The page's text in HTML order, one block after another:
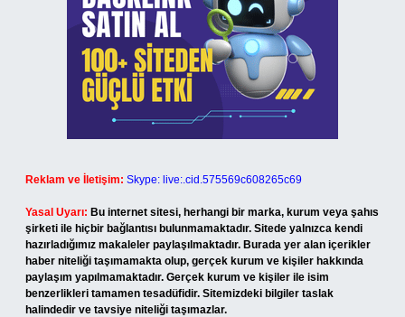
Reklam ve İletişim: Skype: live:.cid.575569c608265c69
Yasal Uyarı: Bu internet sitesi, herhangi bir marka, kurum veya şahıs
şirketi ile hiçbir bağlantısı bulunmamaktadır. Sitede yalnızca kendi
hazırladığımız makaleler paylaşılmaktadır. Burada yer alan içerikler
haber niteliği taşımamakta olup, gerçek kurum ve kişiler hakkında
paylaşım yapılmamaktadır. Gerçek kurum ve kişiler ile isim
benzerlikleri tamamen tesadüfidir. Sitemizdeki bilgiler taslak
halindedir ve tavsiye niteliği taşımazlar.